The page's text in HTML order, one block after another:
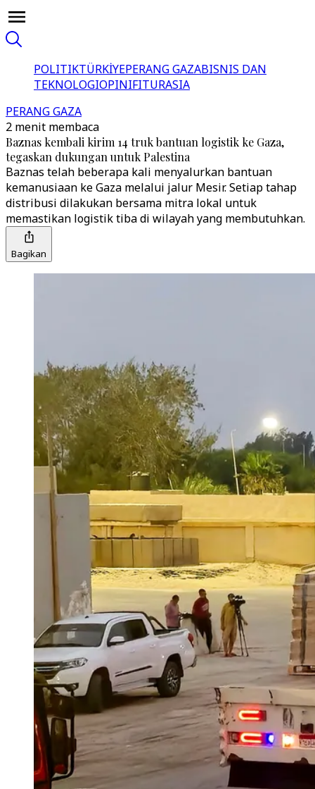
POLITIKTÜRKİYEPERANG GAZABISNIS DAN
TEKNOLOGIOPINIFITURASIA
PERANG GAZA
2 menit membaca
Baznas kembali kirim 14 truk bantuan logistik ke Gaza,
tegaskan dukungan untuk Palestina
Baznas telah beberapa kali menyalurkan bantuan
kemanusiaan ke Gaza melalui jalur Mesir. Setiap tahap
distribusi dilakukan bersama mitra lokal untuk
memastikan logistik tiba di wilayah yang membutuhkan.
Bagikan